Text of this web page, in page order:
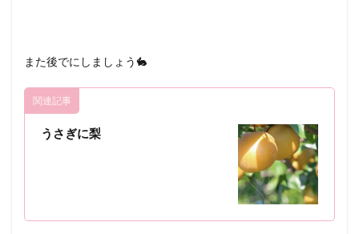
また後でにしましょう🐇
関連記事
うさぎに梨